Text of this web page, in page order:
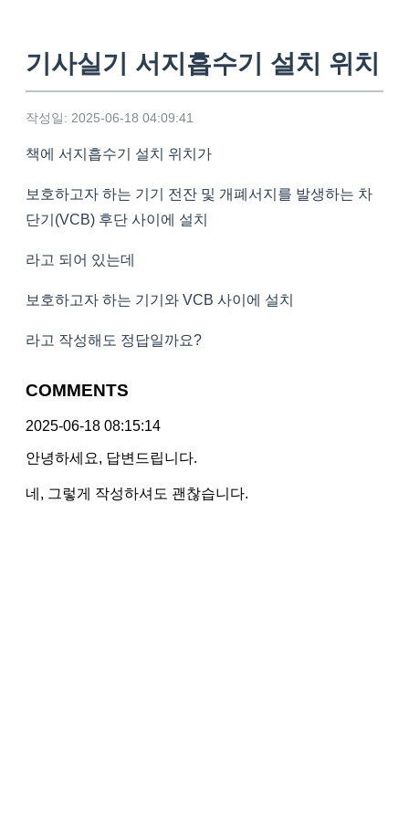
기사실기 서지흡수기 설치 위치
작성일: 2025-06-18 04:09:41
책에 서지흡수기 설치 위치가
보호하고자 하는 기기 전잔 및 개폐서지를 발생하는 차
단기(VCB) 후단 사이에 설치
라고 되어 있는데
보호하고자 하는 기기와 VCB 사이에 설치
라고 작성해도 정답일까요?
COMMENTS
2025-06-18 08:15:14
안녕하세요, 답변드립니다.
네, 그렇게 작성하셔도 괜찮습니다.